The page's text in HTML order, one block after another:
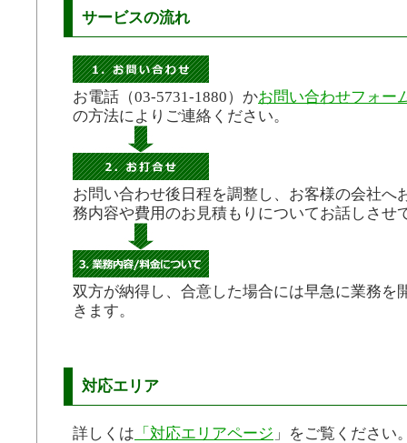
サービスの流れ
お電話（03-5731-1880）かお問い合わせフォー
の方法によりご連絡ください。
お問い合わせ後日程を調整し、お客様の会社へ
務内容や費用のお見積もりについてお話しさせ
双方が納得し、合意した場合には早急に業務を
きます。
対応エリア
詳しくは 「対応エリアページ 」をご覧ください